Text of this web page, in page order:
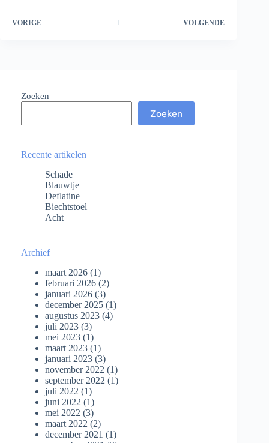
VORIGE VOLGENDE
Zoeken
Zoeken
Recente artikelen
Schade
Blauwtje
Deflatine
Biechtstoel
Acht
Archief
maart 2026 (1)
februari 2026 (2)
januari 2026 (3)
december 2025 (1)
augustus 2023 (4)
juli 2023 (3)
mei 2023 (1)
maart 2023 (1)
januari 2023 (3)
november 2022 (1)
september 2022 (1)
juli 2022 (1)
juni 2022 (1)
mei 2022 (3)
maart 2022 (2)
december 2021 (1)